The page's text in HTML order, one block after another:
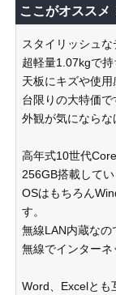
ここがオススメ
スタイリッシュな
超軽量1.07kgで持
天板にキズや使
台限りの大特価で
外観が気になら
高年式10世代
256GB搭載して
OSはもちろん
す。
無線LAN内蔵なの
無線でインター
Word、Excelとも